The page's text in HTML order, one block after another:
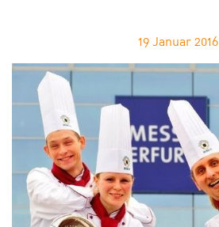
19 Januar 2016